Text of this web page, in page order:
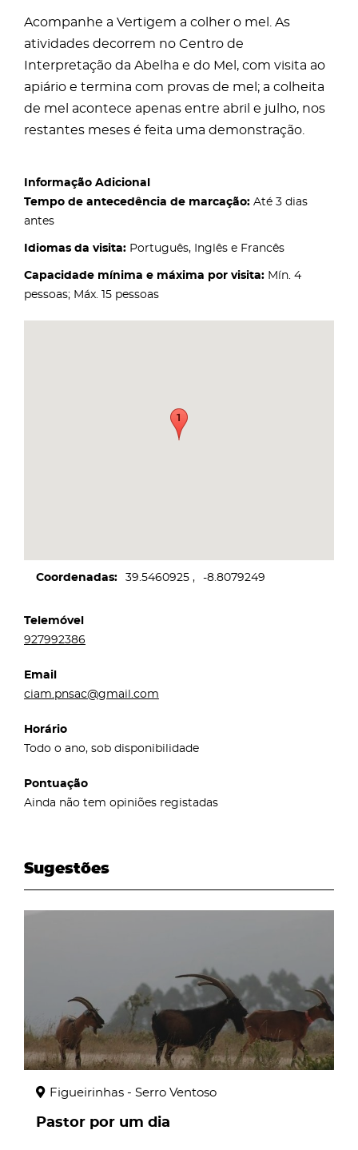
Acompanhe a Vertigem a colher o mel. As
atividades decorrem no Centro de
Interpretação da Abelha e do Mel, com visita ao
apiário e termina com provas de mel; a colheita
de mel acontece apenas entre abril e julho, nos
restantes meses é feita uma demonstração.
Informação Adicional
Tempo de antecedência de marcação: Até 3 dias
antes
Idiomas da visita: Português, Inglês e Francês
Capacidade mínima e máxima por visita: Mín. 4
pessoas; Máx. 15 pessoas
Coordenadas 39.5460925 -8.8079249
Telemóvel
927992386
Email
ciam.pnsac@gmail.com
Horário
Todo o ano, sob disponibilidade
Pontuação
Ainda não tem opiniões registadas
Sugestões
Figueirinhas - Serro Ventoso
Pastor por um dia